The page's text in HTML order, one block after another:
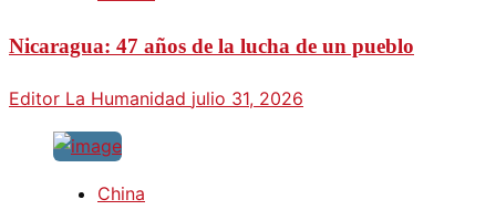
Nicaragua: 47 años de la lucha de un pueblo
Editor La Humanidad julio 31, 2026
China